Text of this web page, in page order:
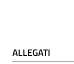
ALLEGATI e
ALLEGATI